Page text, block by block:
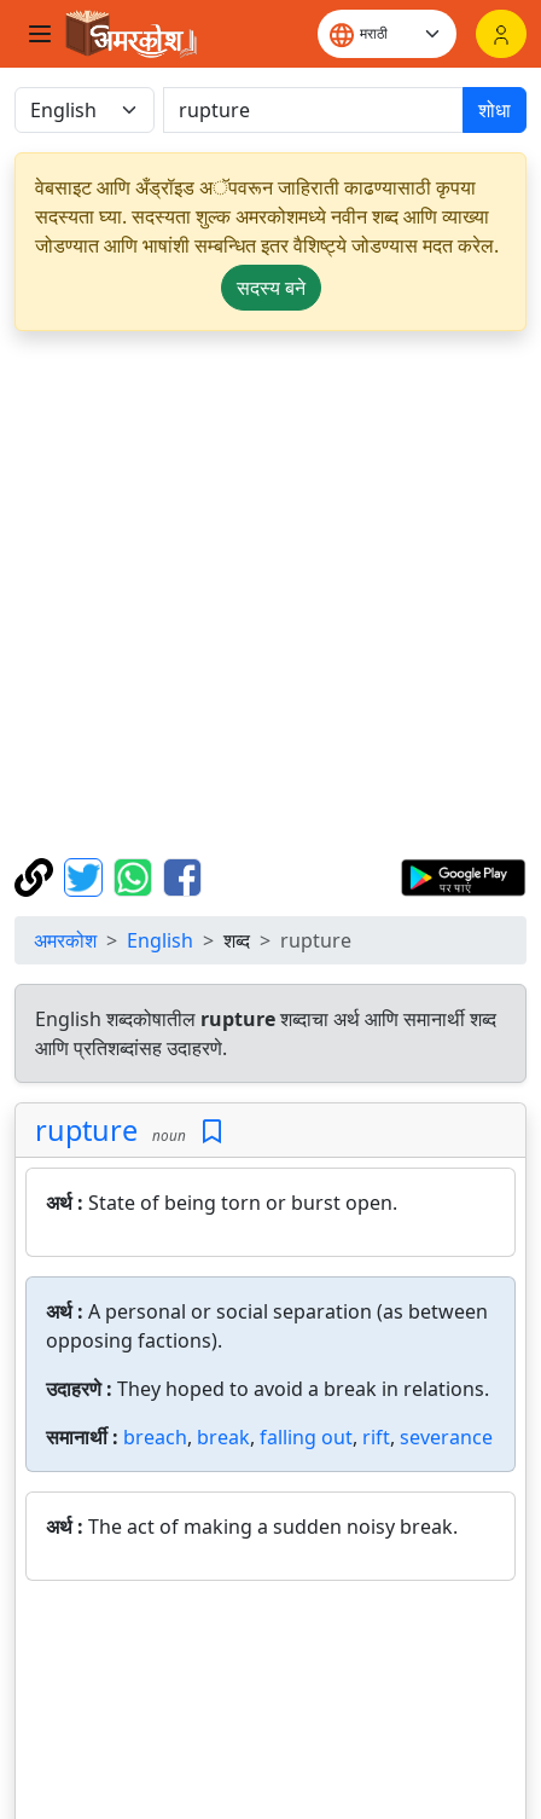
शोधा
वेबसाइट आणि अँड्रॉइड अॅपवरून जाहिराती काढण्यासाठी कृपया
सदस्यता घ्या. सदस्यता शुल्क अमरकोशमध्ये नवीन शब्द आणि व्याख्या
जोडण्यात आणि भाषांशी सम्बन्धित इतर वैशिष्ट्ये जोडण्यास मदत करेल.
सदस्य बने
अमरकोश English शब्द rupture
English शब्दकोषातील ruptureशब्दाचा अर्थ आणि समानार्थी शब्द
आणि प्रतिशब्दांसह उदाहरणे.
rupture noun
अर्थ : State of being torn or burst open.
अर्थ : A personal or social separation (as between
opposing factions).
उदाहरणे : They hoped to avoid a break in relations.
समानार्थी : breach, break, falling out, rift, severance
अर्थ : The act of making a sudden noisy break.